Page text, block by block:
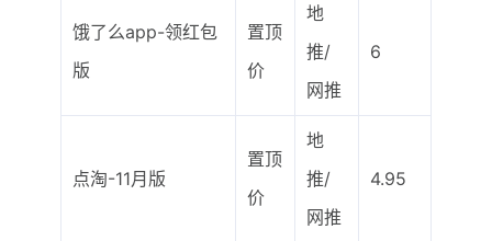
饿了么app-领红包
版
置顶
价
地
推/
网推
6
点淘-11月版
置顶
价
地
推/
网推
4.95